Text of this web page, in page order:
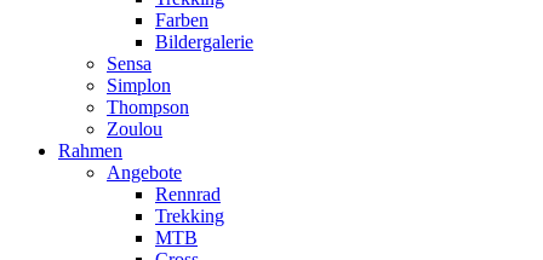
Farben
Bildergalerie
Sensa
Simplon
Thompson
Zoulou
Rahmen
Angebote
Rennrad
Trekking
MTB